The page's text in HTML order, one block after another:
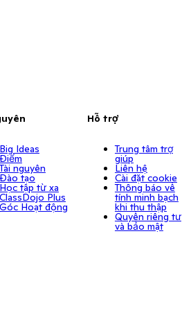
Big Ideas
Điểm
nguyên
Đào tạo
Học tập từ xa
ClassDojo Plus
Góc Hoạt động
Hỗ trợ
Trung tâm trợ
giúp
Liên hệ
Cài đặt cookie
Thông báo về
tính minh bạch
khi thu thập
Quyền riêng tư
và bảo mật